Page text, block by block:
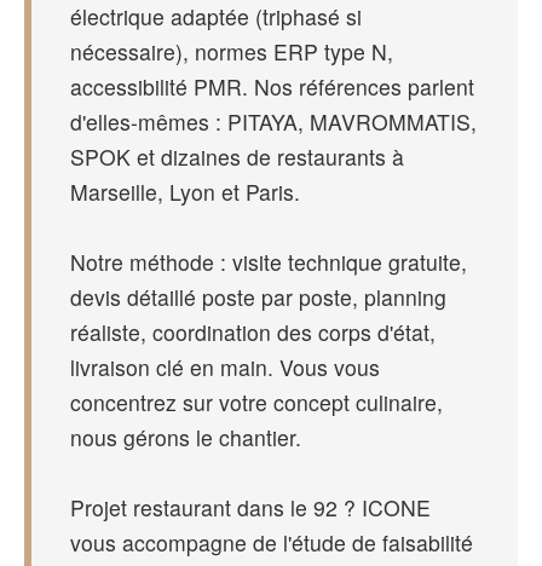
électrique adaptée (triphasé si
nécessaire), normes ERP type N,
accessibilité PMR. Nos références parlent
d'elles-mêmes : PITAYA, MAVROMMATIS,
SPOK et dizaines de restaurants à
Marseille, Lyon et Paris.
Notre méthode : visite technique gratuite,
devis détaillé poste par poste, planning
réaliste, coordination des corps d'état,
livraison clé en main. Vous vous
concentrez sur votre concept culinaire,
nous gérons le chantier.
Projet restaurant dans le 92 ? ICONE
vous accompagne de l'étude de faisabilité